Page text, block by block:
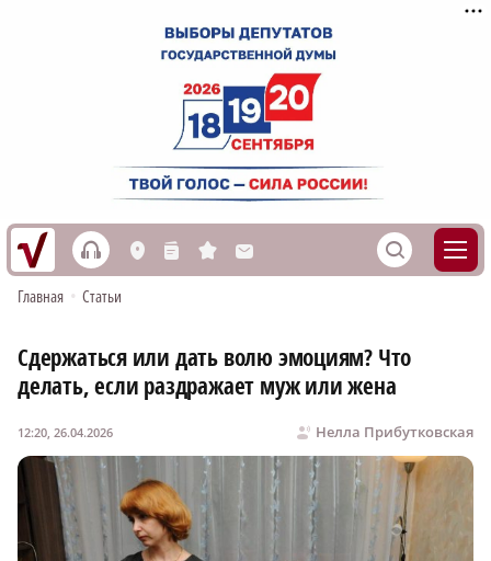
h L n s M S
Главная • Статьи
Сдержаться или дать волю эмоциям? Что
делать, если раздражает муж или жена
Нелла Прибутковская
12:20, 26.04.2026